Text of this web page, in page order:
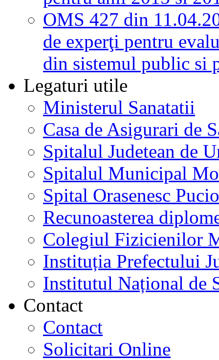
OMS 427 din
de experţi pentru
din sistemul public si
Legaturi utile
Ministerul Sanatatii
Casa de Asigurari de
Spitalul Judetean de
Spitalul Municipal
Spital Orasenesc
Recunoasterea
Colegiul Fizicienilor
Instituția Prefectului
Institutul Național de
Contact
Contact
Solicitari Online